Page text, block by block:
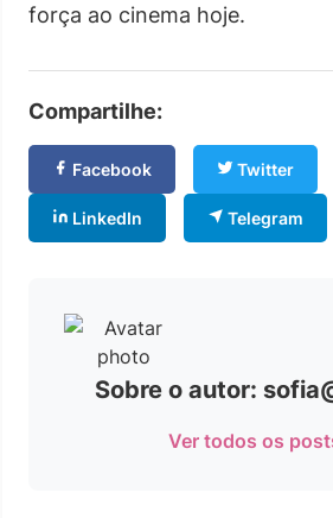
força ao cinema hoje.
Compartilhe:
Facebook Twitter
LinkedIn Telegram
Sobre o autor:
Ver todos os